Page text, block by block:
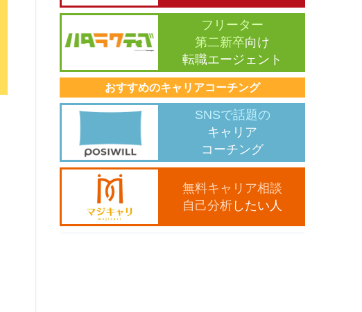
フリーター
第二新卒向け
転職エージェント
おすすめのキャリアコーチング
SNSで話題の
キャリア
コーチング
無料キャリア相談
自己分析 したい人